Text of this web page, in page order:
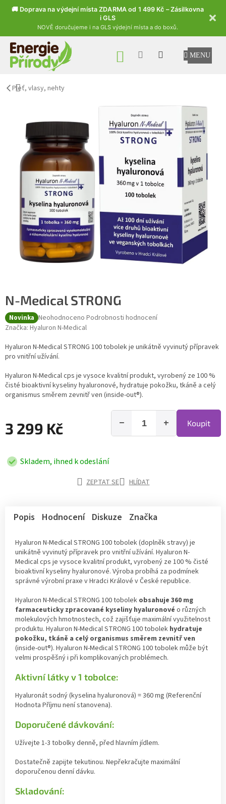
🚚 Doprava na výdejní místa ZDARMA od 1 499 Kč – Zásilkovna
i GLS
NOVĚ doručujeme i na GLS výdejní místa a do boxů.
Přejít na obsah
NÁKUPNÍ KOŠÍK
Pleť, vlasy, nehty
N-Medical STRONG
Novinka Průměrné hodnocení produktu je 0,0 z 5 hvězdiček.
Neohodnoceno Podrobnosti hodnocení
Značka: Hyaluron N-Medical
Hyaluron N-Medical STRONG 100 tobolek je unikátně vyvinutý přípravek
pro vnitřní užívání.
Hyaluron N-Medical cps je vysoce kvalitní produkt, vyrobený ze 100 %
čisté bioaktivní kyseliny hyaluronové, hydratuje pokožku, tkáně a celý
organismus směrem zevnitř ven (inside-out®).
3 299 Kč +
− Koupit
Skladem, ihned k odeslání
ZEPTAT SE HLÍDAT
Popis Hodnocení Diskuze Značka
Hyaluron N-Medical STRONG 100 tobolek (doplněk stravy) je
unikátně vyvinutý přípravek pro vnitřní užívání. Hyaluron N-
Medical cps je vysoce kvalitní produkt, vyrobený ze 100 % čisté
bioaktivní kyseliny hyaluronové. Výroba probíhá za podmínek
správné výrobní praxe v Hradci Králové v České republice.
Hyaluron N-Medical STRONG 100 tobolek obsahuje 360 mg
farmaceuticky zpracované kyseliny hyaluronové o různých
molekulových hmotnostech, což zajišťuje maximální využitelnost
produktu. Hyaluron N-Medical STRONG 100 tobolek hydratuje
pokožku, tkáně a celý organismus směrem zevnitř ven
(inside-out®). Hyaluron N-Medical STRONG 100 tobolek může být
velmi prospěšný i při komplikovaných problémech.
Aktivní látky v 1 tobolce:
Hyaluronát sodný (kyselina hyaluronová) = 360 mg (Referenční
Hodnota Příjmu není stanovena).
Doporučené dávkování:
Užívejte 1-3 tobolky denně, před hlavním jídlem.
Dostatečně zapijte tekutinou. Nepřekračujte maximální
doporučenou denní dávku.
Skladování: